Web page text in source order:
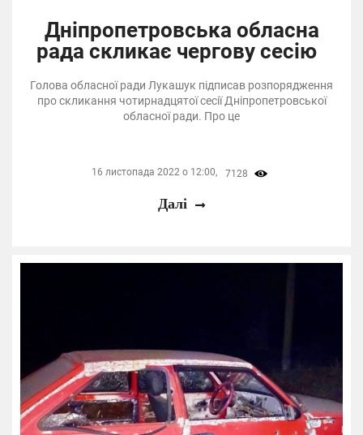
Дніпропетровська обласна
рада скликає чергову сесію
Голова обласної ради Лукашук підписав розпорядження
про скликання чотирнадцятої сесії Дніпропетровської
обласної ради. Про це
16 листопада 2022 о 12:00, 7128
Далі